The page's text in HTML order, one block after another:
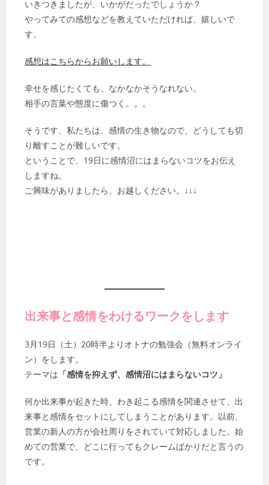
いきつきましたが、いかがだったでしょうか？
やってみての感想などを教えていただければ、嬉しいで
す。
感想はこちらからお願いします。
幸せを感じたくても、なかなかそうなれない。
相手の言葉や態度に傷つく。。。
そうです、私たちは、感情の生き物なので、どうしても切
り離すことが難しいです。
ということで、19日に感情沼にはまらないコツをお伝え
しますね。
ご興味がありましたら、お越しください。↓↓↓
出来事と感情をわけるワークをします
3月19日（土）20時半よりオトナの勉強会（無料オンライ
ン）をします。
テーマは 「感情を抑えず、感情沼にはまらないコツ」
何か出来事が起きた時、わき起こる感情を関連させて、出
来事と感情をセットにしてしまうことがあります。以前、
営業の新人の方が会社周りをされていて対応しました。始
めての営業で、どこに行ってもクレームばかりだと言うの
です。